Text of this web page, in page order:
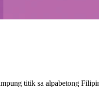
titik sa alpabetong